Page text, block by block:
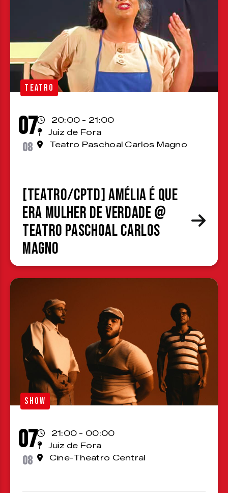
TEATRO
07
08
20:00 - 21:00
Juiz de Fora
Teatro Paschoal Carlos Magno
[TEATRO/CPTD] Amélia é que
era mulher de verdade @
Teatro Paschoal Carlos
Magno
SHOW
07
08
21:00 - 00:00
Juiz de Fora
Cine-Theatro Central